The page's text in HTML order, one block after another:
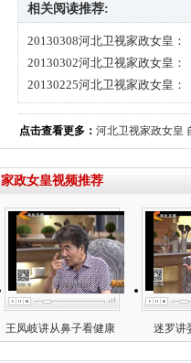
相关阅读推荐:
20130308河北卫视家政女皇：
20130302河北卫视家政女皇：
20130225河北卫视家政女皇：
点击查看更多： 河北卫视家政女皇
家政女皇视频推荐
王凤岐讲从鼻子看健康 迷罗讲